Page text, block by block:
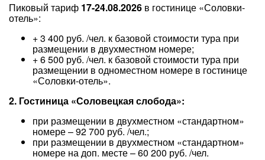
Пиковый тариф 17-24.08.2026 в гостинице «Соловки-
отель»:
+ 3 400 руб. /чел. к базовой стоимости тура при
размещении в двухместном номере;
+ 6 500 руб. /чел. к базовой стоимости тура при
размещении в одноместном номере в гостинице
«Соловки-отель».
2. Гостиница «Соловецкая слобода»:
при размещении в двухместном «стандартном»
номере – 92 700 руб. /чел.;
при размещении в двухместном «стандартном»
номере на доп. месте – 60 200 руб. /чел.